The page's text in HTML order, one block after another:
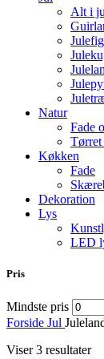
Alt i
Natur
Fade
Tørret
Køkken
Fade
Dekoration
Lys
LED
Pris
Mindste pris
Forside Jul
Viser 3 resultater